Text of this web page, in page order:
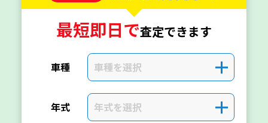
最短即日で査定できます
車種 車種を選択 ＋
年式 年式を選択 ＋